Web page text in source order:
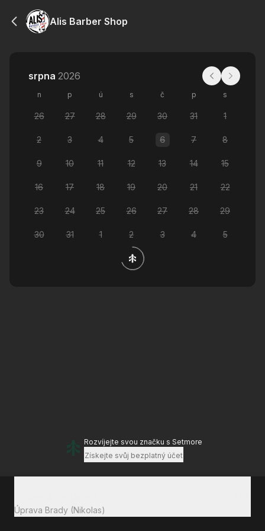
Alis Barber Shop
srpna 2026
n p ú s č p s
26 27 28 29 30 31 1
2 3 4 5 6 7 8
9 10 11 12 13 14 15
16 17 18 19 20 21 22
23 24 25 26 27 28 29
30 31 1 2 3 4 5
Rozvíjejte svou značku s Setmore
Získejte svůj bezplatný účet
Úprava Brady (Nikolas)